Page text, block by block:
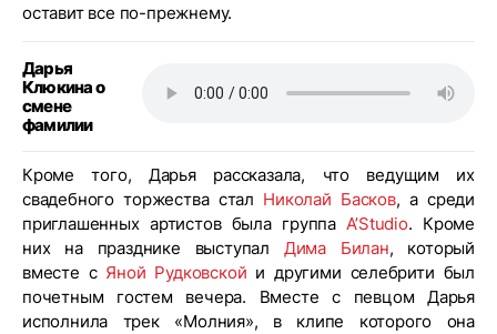
оставит все по-прежнему.
Дарья
Клюкина о
смене
фамилии
Кроме того, Дарья рассказала, что ведущим их
свадебного торжества стал Николай Басков, а среди
приглашенных артистов была группаA’Studio. Кроме
них на празднике выступал Дима Билан, который
вместе с Яной Рудковской и другими селебрити был
почетным гостем вечера. Вместе с певцом Дарья
исполнила трек «Молния», в клипе которого она